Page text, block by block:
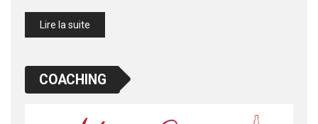
Lire la suite
COACHING